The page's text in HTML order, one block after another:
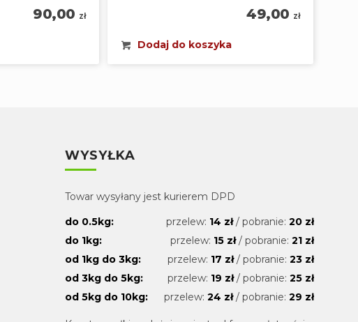
90,00 zł 49,00 zł
Dodaj do koszyka
WYSYŁKA
Towar wysyłany jest kurierem DPD
do 0.5kg:
przelew: 14 zł/ pobranie: 20 zł
do 1kg:
przelew: 15 zł/ pobranie: 21 zł
od 1kg do 3kg:
przelew: 17 zł/ pobranie: 23 zł
od 3kg do 5kg:
przelew: 19 zł/ pobranie: 25 zł
od 5kg do 10kg:
przelew: 24 zł/ pobranie: 29 zł